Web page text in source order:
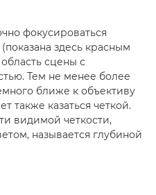
фокусироваться
здесь красным
сцены с
Тем не менее более
ближе к объективу
также казаться четкой.
видимой четкости,
называется глубиной